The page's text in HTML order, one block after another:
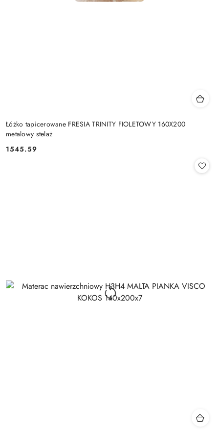
Łóżko tapicerowane FRESIA TRINITY FIOLETOWY 160X200
metalowy stelaż
Cena:
1545.59